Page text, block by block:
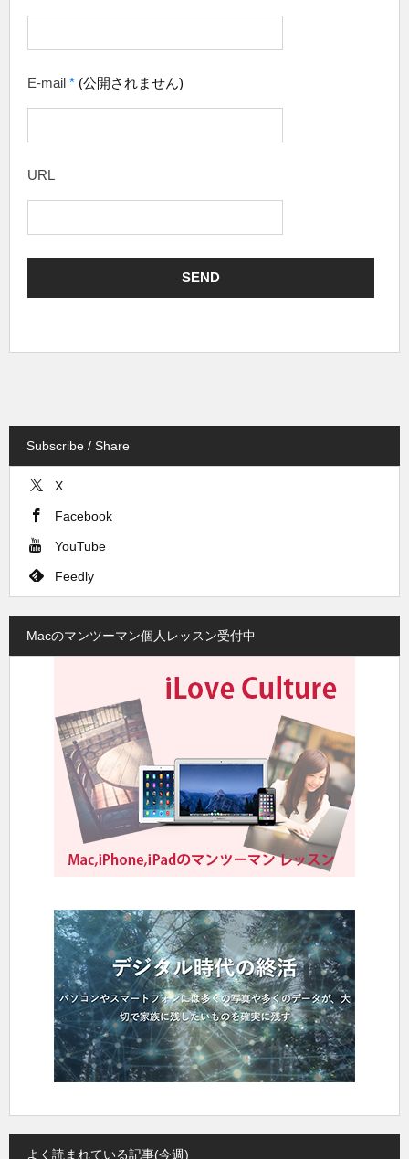
E-mail * (公開されません)
URL
Subscribe / Share
X
Facebook
YouTube
Feedly
Macのマンツーマン個人レッスン受付中
よく読まれている記事(今週)